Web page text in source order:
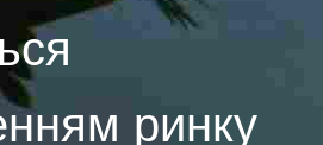
ринку